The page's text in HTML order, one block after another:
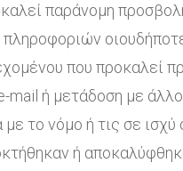
παράνομη
πληροφοριών
που προκαλεί
mail ή μετάδοση με
το νόμο ή τις σε
ή